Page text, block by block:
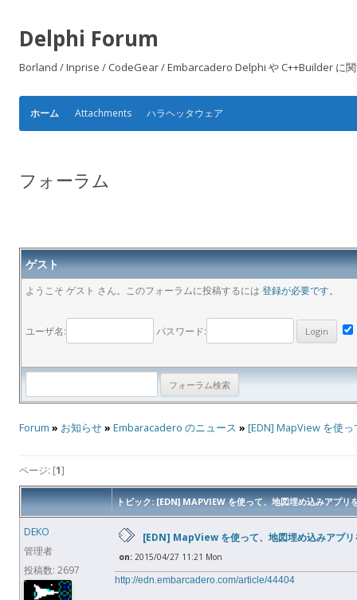
Delphi Forum
Borland / Inprise / CodeGear / Embarcadero Delphi や C++Builder に
ホーム Attachments ハラヘッタウェア
フォーラム
ゲスト
ようこそ ゲスト さん。このフォーラムに投稿するには 登録が必要です。
ユーザ名: パスワード:
Forum » お知らせ» Embaracadero のニュース » [EDN] MapView を使
ページ: [1]
トピック: [EDN] MAPVIEW を使って、地図埋め込みアプリ
DEKO
管理者
投稿数: 2697
[EDN] MapView を使って、地図埋め込みアプリ
on: 2015/04/27 11:21 Mon
http://edn.embarcadero.com/article/44404